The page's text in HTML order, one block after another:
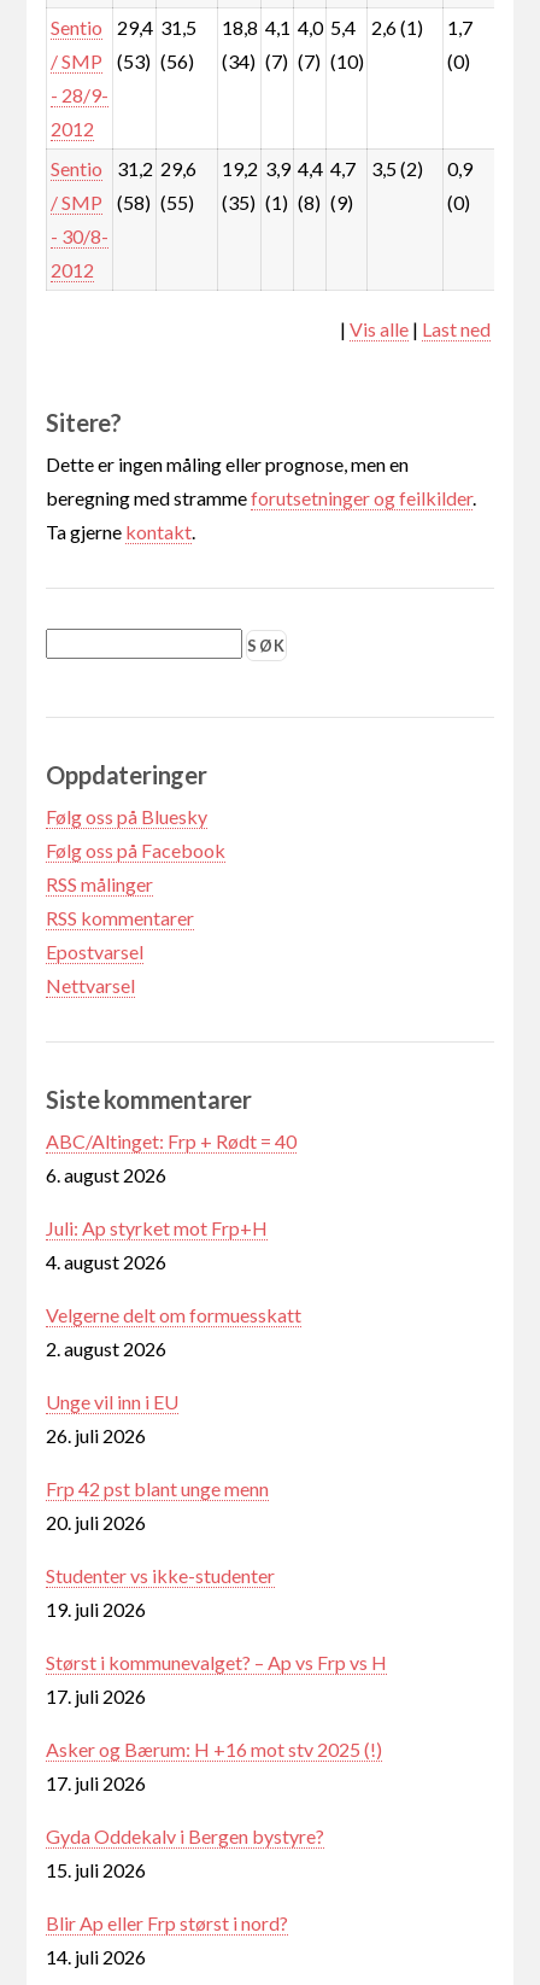
Sentio
/ SMP
- 28/9-
2012
29,4
(53)
31,5
(56)
18,8
(34)
4,1
(7)
4,0
(7)
5,4
(10)
2,6 (1)
1,7
(0)
Sentio
/ SMP
- 30/8-
2012
31,2
(58)
29,6
(55)
19,2
(35)
3,9
(1)
4,4
(8)
4,7
(9)
3,5 (2)
0,9
(0)
|Vis alle | Last ned
Sitere?
Dette er ingen måling eller prognose, men en
beregning med strammeforutsetninger og feilkilder.
Ta gjerne kontakt.
Oppdateringer
Følg oss på Bluesky
Følg oss på Facebook
RSS målinger
RSS kommentarer
Epostvarsel
Nettvarsel
Siste kommentarer
ABC/Altinget: Frp + Rødt = 40
6. august 2026
Juli: Ap styrket mot Frp+H
4. august 2026
Velgerne delt om formuesskatt
2. august 2026
Unge vil inn i EU
26. juli 2026
Frp 42 pst blant unge menn
20. juli 2026
Studenter vs ikke-studenter
19. juli 2026
Størst i kommunevalget? – Ap vs Frp vs H
17. juli 2026
Asker og Bærum: H +16 mot stv 2025 (!)
17. juli 2026
Gyda Oddekalv i Bergen bystyre?
15. juli 2026
Blir Ap eller Frp størst i nord?
14. juli 2026